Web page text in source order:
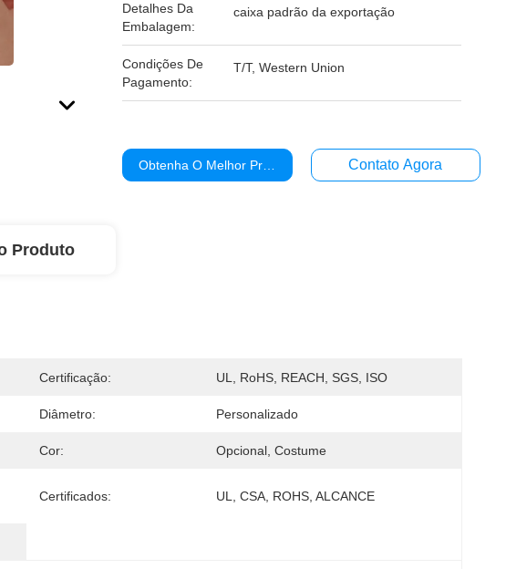
Detalhes Da
Embalagem:
caixa padrão da exportação
Condições De
Pagamento:
T/T, Western Union
Obtenha O Melhor Preço Contato Agora
Produto
Certificação: UL, RoHS, REACH, SGS, ISO
Diâmetro: Personalizado
Cor: Opcional, Costume
Certificados: UL, CSA, ROHS, ALCANCE